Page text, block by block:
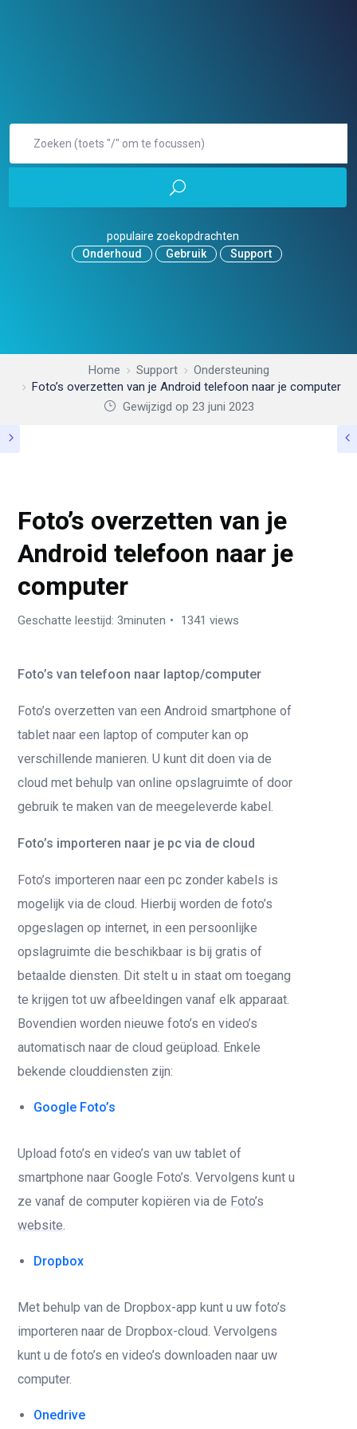
populaire zoekopdrachten
Onderhoud
Gebruik Support
Home Support
Ondersteuning
Foto’s overzetten van je Android telefoon naar je computer
Gewijzigd op 23 juni 2023
Foto’s overzetten van je
Android telefoon naar je
computer
Geschatte leestijd: 3minuten 1341 views
Foto’s van telefoon naar laptop/computer
Foto’s overzetten van een Android smartphone of
tablet naar een laptop of computer kan op
verschillende manieren. U kunt dit doen via de
cloud met behulp van online opslagruimte of door
gebruik te maken van de meegeleverde kabel.
Foto’s importeren naar je pc via de cloud
Foto’s importeren naar een pc zonder kabels is
mogelijk via de cloud. Hierbij worden de foto’s
opgeslagen op internet, in een persoonlijke
opslagruimte die beschikbaar is bij gratis of
betaalde diensten. Dit stelt u in staat om toegang
te krijgen tot uw afbeeldingen vanaf elk apparaat.
Bovendien worden nieuwe foto’s en video’s
automatisch naar de cloud geüpload. Enkele
bekende clouddiensten zijn:
Google Foto’s
Upload foto’s en video’s van uw tablet of
smartphone naar Google Foto’s. Vervolgens kunt u
ze vanaf de computer kopiëren via de Foto’s
website.
Dropbox
Met behulp van de Dropbox-app kunt u uw foto’s
importeren naar de Dropbox-cloud. Vervolgens
kunt u de foto’s en video’s downloaden naar uw
computer.
Onedrive